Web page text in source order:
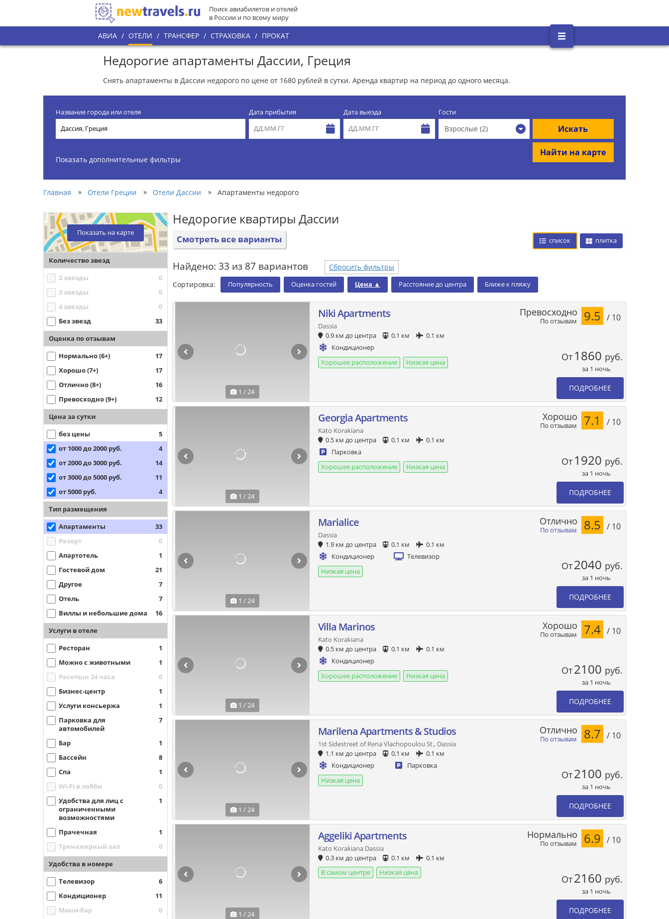
Поиск авиабилетов и отелей
в России и по всему миру
АВИА / ОТЕЛИ / ТРАНСФЕР / СТРАХОВКА / ПРОКАТ
Недорогие апартаменты Дассии, Греция
Снять апартаменты в Дассии недорого по цене от 1680 рублей в сутки. Аренда квартир на период до одного месяца.
Название города или отеля Дата прибытия Дата выезда Гости
Взрослые (2) Искать
Найти на карте
Показать дополнительные фильтры
Главная » Отели Греции » Отели Дассии » Апартаменты недорого
Показать на карте
Количество звезд
2 звезды
0
3 звезды
0
4 звезды
0
Без звезд
33
Оценка по отзывам
Нормально (6+)
17
Хорошо (7+)
17
Отлично (8+)
16
Превосходно (9+)
12
Цена за сутки
без цены
5
от 1000 до 2000 руб.
4
от 2000 до 3000 руб.
14
от 3000 до 5000 руб.
11
от 5000 руб.
4
Тип размещения
Апартаменты
33
Резорт
0
Апартотель
1
Гостевой дом
21
Другое
7
Отель
7
Виллы и небольшие дома
16
Услуги в отеле
Ресторан
1
Можно с животными
1
Ресепшн 24 часа
0
Бизнес-центр
1
Услуги консьержа
1
Парковка для
автомобилей
7
Бар
1
Бассейн
8
Спа
1
Wi-Fi в лобби
0
Удобства для лиц с
ограниченными
возможностями
1
Прачечная
1
Тренажерный зал
0
Удобства в номере
Телевизор
6
Кондиционер
11
Мини-бар
0
Недорогие квартиры Дассии
Смотреть все варианты список плитка
Найдено: 33 из 87 вариантов
Сбросить фильтры
Сортировка:
Популярность Оценка гостей Цена ▲ Расстояние до центра Ближе к пляжу
1 / 24
Niki Apartments
Dassia
0.9 км до центра
0.1 км
0.1 км
Кондиционер
Хорошее расположение
Низкая цена
По отзывам
Превосходно 9.5 / 10
От 1860 руб.
за 1 ночь
ПОДРОБНЕЕ
1 / 24
Georgia Apartments
Kato Korakiana
0.5 км до центра
0.1 км
0.1 км
Парковка
Хорошее расположение
Низкая цена
По отзывам
Хорошо 7.1 / 10
От 1920 руб.
за 1 ночь
ПОДРОБНЕЕ
1 / 24
Marialice
Dassia
1.9 км до центра
0.1 км
0.1 км
Кондиционер
Телевизор
Низкая цена
По отзывам
Отлично 8.5 / 10
От2040 руб.
за 1 ночь
ПОДРОБНЕЕ
1 / 24
Villa Marinos
Kato Korakiana
0.5 км до центра
0.1 км
0.1 км
Кондиционер
Хорошее расположение
Низкая цена
По отзывам
Хорошо 7.4 / 10
От2100 руб.
за 1 ночь
ПОДРОБНЕЕ
1 / 24
Marilena Apartments & Studios
1st Sidestreet of Rena Vlachopoulou St., Dassia
1.1 км до центра
0.1 км
0.1 км
Кондиционер
Парковка
Низкая цена
По отзывам
Отлично 8.7 / 10
От2100 руб.
за 1 ночь
ПОДРОБНЕЕ
1 / 24
Aggeliki Apartments
Kato Korakiana Dassia
0.3 км до центра
0.1 км
0.1 км
В самом центре
Низкая цена
По отзывам
Нормально 6.9 / 10
От2160 руб.
за 1 ночь
ПОДРОБНЕЕ